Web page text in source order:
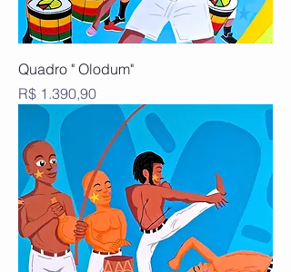
Quadro " Olodum"
Preço
R$ 1.390,90